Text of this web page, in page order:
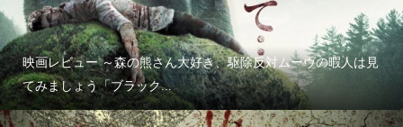
映画レビュー ～森の熊さん大好き、駆除反対ムーヴの暇人は見
てみましょう「ブラック...